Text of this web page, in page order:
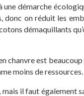
démarche
donc on réduit les
démaquillants
chanvre est
moins de ressources.
mais il faut